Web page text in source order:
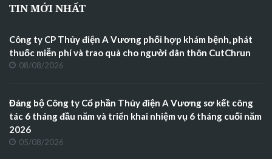
TIN MỚI NHẤT
Công ty CP Thủy điện A Vương phối hợp khám bệnh, phát
thuốc miễn phí và trao quà cho người dân thôn CutChrun
08/08/2026
Đảng bộ Công ty Cổ phần Thủy điện A Vương sơ kết công
tác 6 tháng đầu năm và triển khai nhiệm vụ 6 tháng cuối năm
2026
05/08/2026